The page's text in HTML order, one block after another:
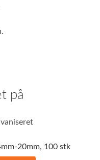
på
20mm, 100 stk